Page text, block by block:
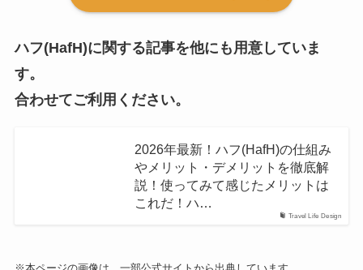
ハフ(HafH)に関する記事を他にも用意していま
す。
合わせてご利用ください。
Travel Life Design
2026年最新！ハフ(HafH)の仕組み
やメリット・デメリットを徹底解
説！使ってみて感じたメリットは
これだ！ハ…